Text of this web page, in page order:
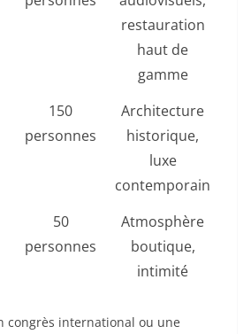
restauration
haut de
gamme
150
personnes
Architecture
historique,
luxe
contemporain
50
personnes
Atmosphère
boutique,
intimité
congrès international ou une